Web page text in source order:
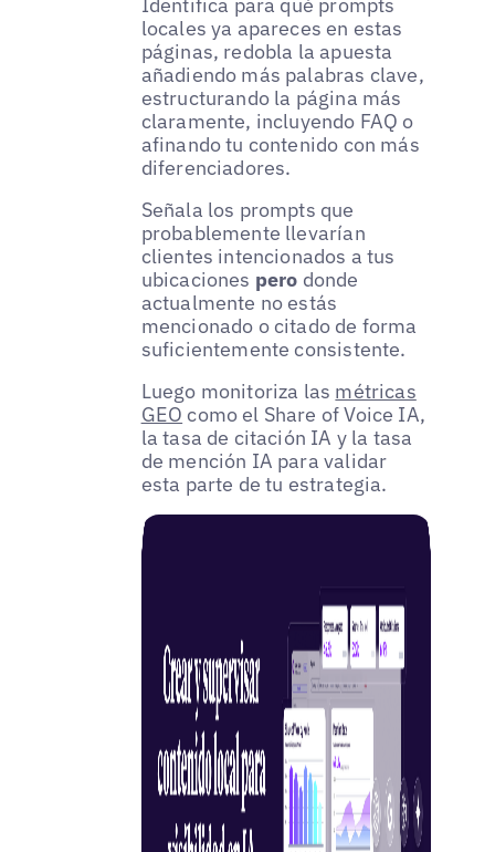
locales ya apareces en estas
páginas, redobla la apuesta
añadiendo más palabras clave,
estructurando la página más
claramente, incluyendo FAQ o
afinando tu contenido con más
diferenciadores.
Señala los prompts que
probablemente llevarían
clientes intencionados a tus
ubicaciones pero donde
actualmente no estás
mencionado o citado de forma
suficientemente consistente.
Luego monitoriza las métricas
GEO como el Share of Voice IA,
la tasa de citación IA y la tasa
de mención IA para validar
esta parte de tu estrategia.